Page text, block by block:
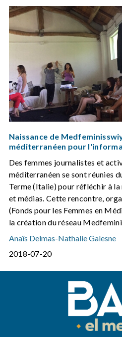
Naissance de
méditerranéen pour
Des femmes journalistes et
méditerranéen se sont réunies
Terme (Italie) pour réfléchir à
et médias. Cette rencontre,
(Fonds pour les Femmes en
la création du réseau
Anaïs Delmas-Nathalie Galesne
2018-07-20